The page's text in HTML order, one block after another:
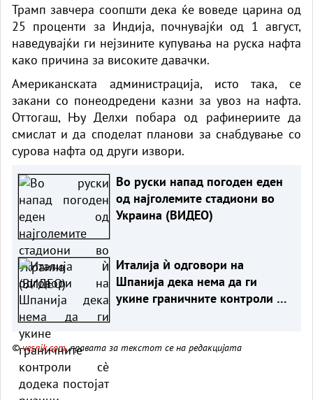
Трамп завчера соопшти дека ќе воведе царина од
25 проценти за Индија, почнувајќи од 1 август,
наведувајќи ги нејзините купувања на руска нафта
како причина за високите давачки.
Американската администрација, исто така, се
закани со понеодредени казни за увоз на нафта.
Оттогаш, Њу Делхи побара од рафинериите да
смислат и да споделат планови за снабдување со
сурова нафта од други извори.
Во руски напад погоден еден
од најголемите стадиони во
Украина (ВИДЕО)
Италија ѝ одговори на
Шпанија дека нема да ги
укине граничните контроли сè
©vesnik.com, правата за текстот се на редакцијата